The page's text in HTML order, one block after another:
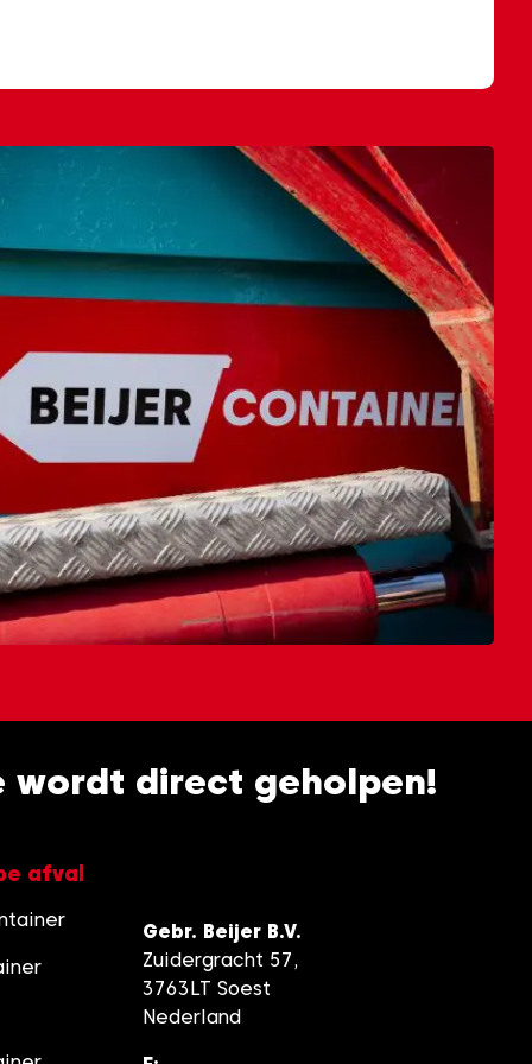
wordt direct geholpen!
afval
Gebr. Beijer B.V.
Zuidergracht 57,
3763LT Soest
Nederland